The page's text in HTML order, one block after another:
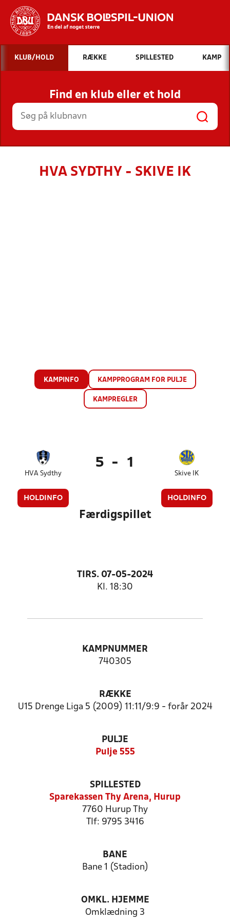
Hvad vil du søge efter?
INDHOLD OG NYHEDER
STILLINGER, RESULTATER, KLUBBER OG
HOLD
KLUB/HOLD RÆKKE SPILLESTED KAMP
Find en klub eller et hold
HVA SYDTHY - SKIVE IK
KAMPINFO KAMPPROGRAM FOR PULJE
KAMPREGLER
HVA Sydthy
HOLDINFO
5 - 1
Skive IK
HOLDINFO
Færdigspillet
TIRS. 07-05-2024
Kl. 18:30
KAMPNUMMER
740305
RÆKKE
U15 Drenge Liga 5 (2009) 11:11/9:9 - forår 2024
PULJE
Pulje 555
SPILLESTED
Sparekassen Thy Arena, Hurup
7760 Hurup Thy
Tlf: 9795 3416
BANE
Bane 1 (Stadion)
OMKL. HJEMME
Omklædning 3